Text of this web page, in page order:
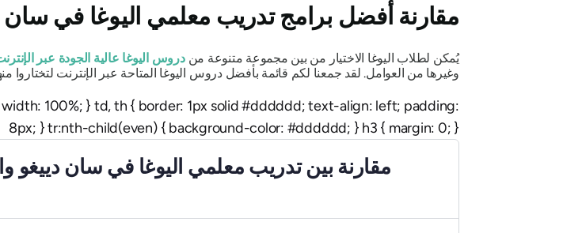
مقارنة أفضل برامج تدريب معلمي اليوغا في سان
يُمكن لطلاب اليوغا الاختيار من بين مجموعة متنوعة مندروس اليوغا عالية الجودة عبر
وغيرها من العوامل. لقد جمعنا لكم قائمة بأفضل دروس اليوغا المتاحة عبر الإنترنت لتختاروا
100%; } td, th { border: 1px solid #dddddd; text-align: left; padding:
8px; } tr:nth-child(even) { background-color: #dddddd; } h3 { margin: 0; }
مقارنة بين تدريب معلمي اليوغا في سان دييغو